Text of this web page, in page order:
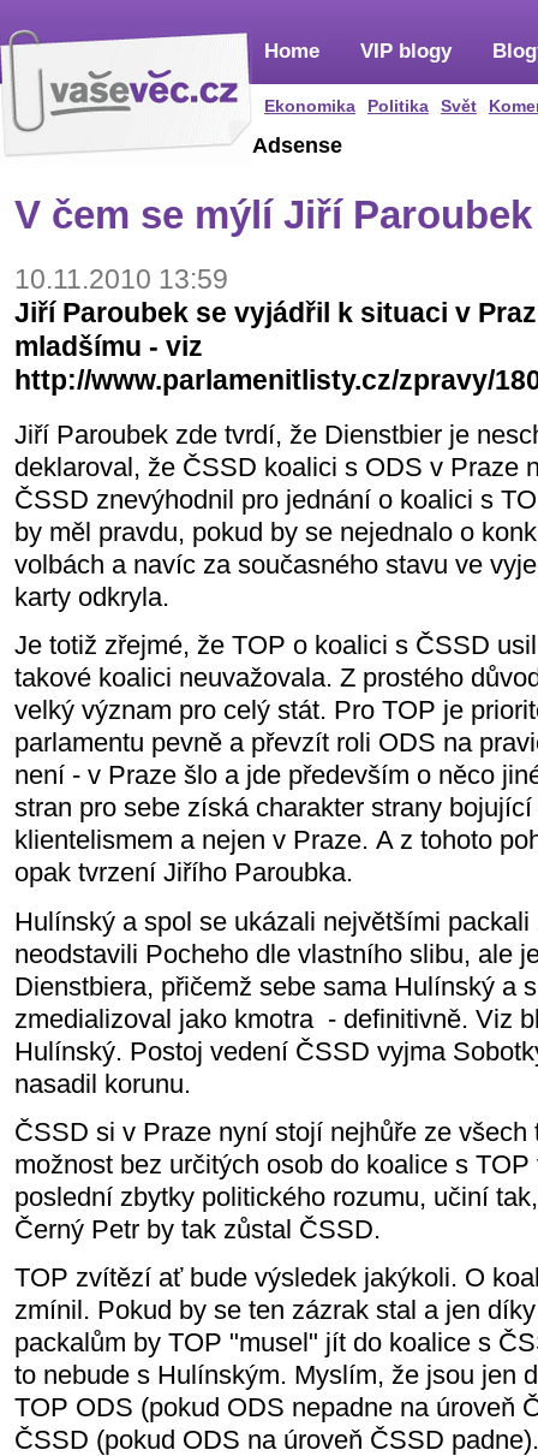
Home
Ekonomika Politika Svět
VIP blogy
Adsense
V čem se mýlí Jiří Paroubek
10.11.2010 13:59
Jiří Paroubek se vyjádřil k situaci v
mladšímu - viz
http://www.parlamenitlisty.cz/zpravy/
Jiří Paroubek zde tvrdí, že Dienstbier je
deklaroval, že ČSSD koalici s ODS v Praze
ČSSD znevýhodnil pro jednání o koalici s
by měl pravdu, pokud by se nejednalo o
volbách a navíc za současného stavu ve
karty odkryla.
Je totiž zřejmé, že TOP o koalici s ČSSD
takové koalici neuvažovala. Z prostého
velký význam pro celý stát. Pro TOP je
parlamentu pevně a převzít roli ODS na
není - v Praze šlo a jde především o něco
stran pro sebe získá charakter strany
klientelismem a nejen v Praze. A z tohoto
opak tvrzení Jiřího Paroubka.
Hulínský a spol se ukázali největšími
neodstavili Pocheho dle vlastního slibu, ale
Dienstbiera, přičemž sebe sama Hulínský a
zmedializoval jako kmotra - definitivně. Viz
Hulínský. Postoj vedení ČSSD vyjma
nasadil korunu.
ČSSD si v Praze nyní stojí nejhůře ze
možnost bez určitých osob do koalice s
poslední zbytky politického rozumu, učiní
Černý Petr by tak zůstal ČSSD.
TOP zvítězí ať bude výsledek jakýkoli. O
zmínil. Pokud by se ten zázrak stal a jen
packalům by TOP "musel" jít do koalice s
to nebude s Hulínským. Myslím, že jsou jen
TOP ODS (pokud ODS nepadne na úroveň
ČSSD (pokud ODS na úroveň ČSSD padne).